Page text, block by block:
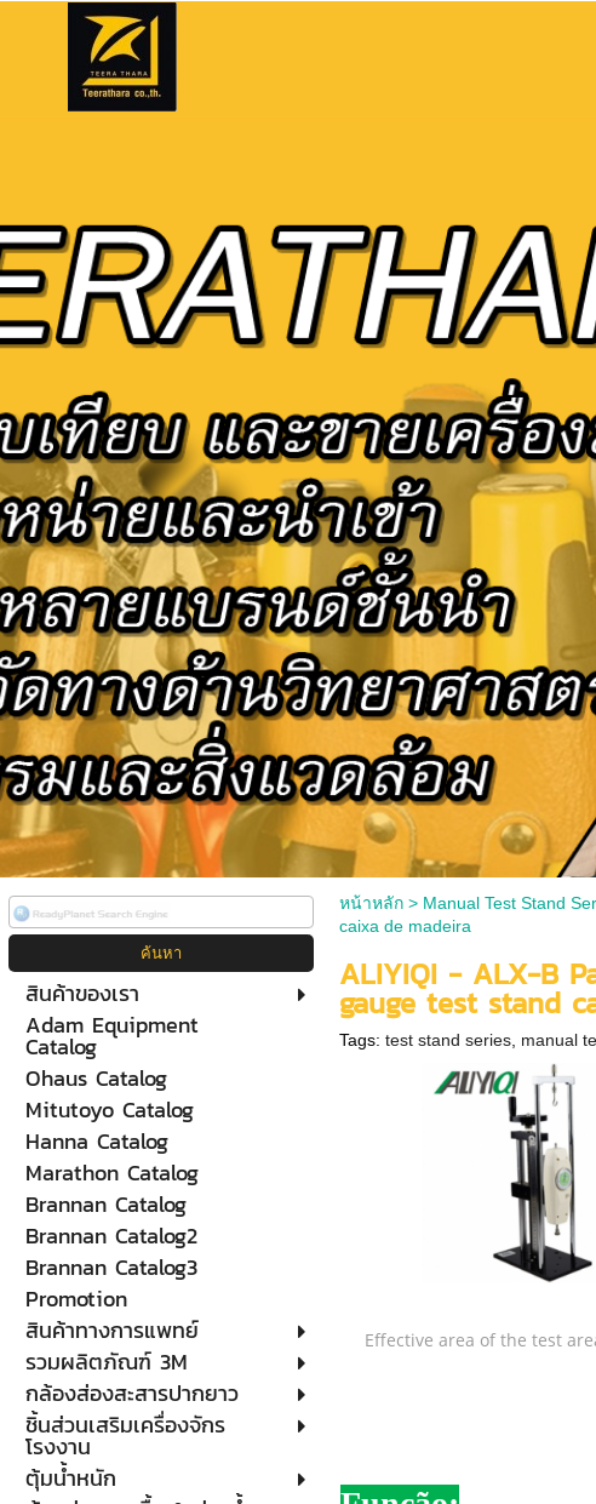
สินค้าของเรา
Adam Equipment
Catalog
Ohaus Catalog
Mitutoyo Catalog
Hanna Catalog
Marathon Catalog
Brannan Catalog
Brannan Catalog2
Brannan Catalog3
Promotion
สินค้าทางการแพทย์
รวมผลิตภัณฑ์ 3M
กล้องส่องสะสารปากยาว
ชิ้นส่วนเสริมเครื่องจักร
โรงงาน
ตุ้มน้ำหนัก
หน้าหลัก> Manual Test Stand
caixa de madeira
ALIYIQI - ALX-B
gauge test stand
Tags:test stand series manual
Effective area of the test